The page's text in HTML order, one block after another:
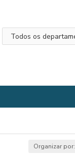
Organizar por: